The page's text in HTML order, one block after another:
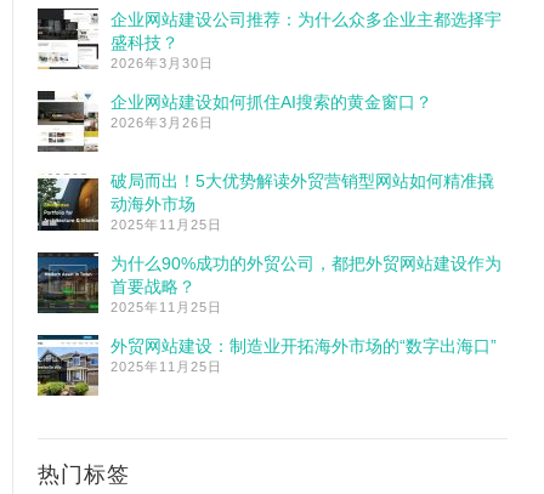
企业网站建设公司推荐：为什么众多企业主都选择宇
盛科技？
2026年3月30日
企业网站建设如何抓住AI搜索的黄金窗口？
2026年3月26日
破局而出！5大优势解读外贸营销型网站如何精准撬
动海外市场
2025年11月25日
为什么90%成功的外贸公司，都把外贸网站建设作为
首要战略？
2025年11月25日
外贸网站建设：制造业开拓海外市场的“数字出海口”
2025年11月25日
热门标签